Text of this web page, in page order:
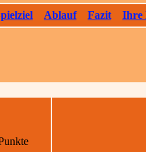
Ablauf Fazit Ihre